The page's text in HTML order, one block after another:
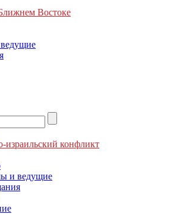
Востоке
израильский конфликт
и ведущие